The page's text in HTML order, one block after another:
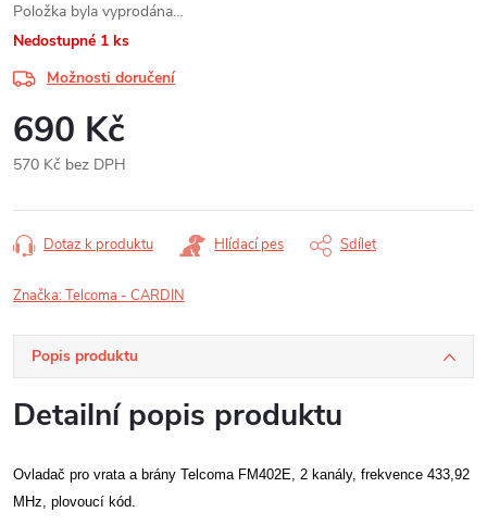
Položka byla vyprodána…
Nedostupné 1 ks
Možnosti doručení
690 Kč
570 Kč bez DPH
cena:
Dotaz k produktu Hlídací pes Sdílet
Značka:Telcoma - CARDIN
Popis produktu
Detailní popis produktu
Ovladač pro vrata a brány Telcoma FM402E, 2 kanály, frekvence 433,92
MHz, plovoucí kód.